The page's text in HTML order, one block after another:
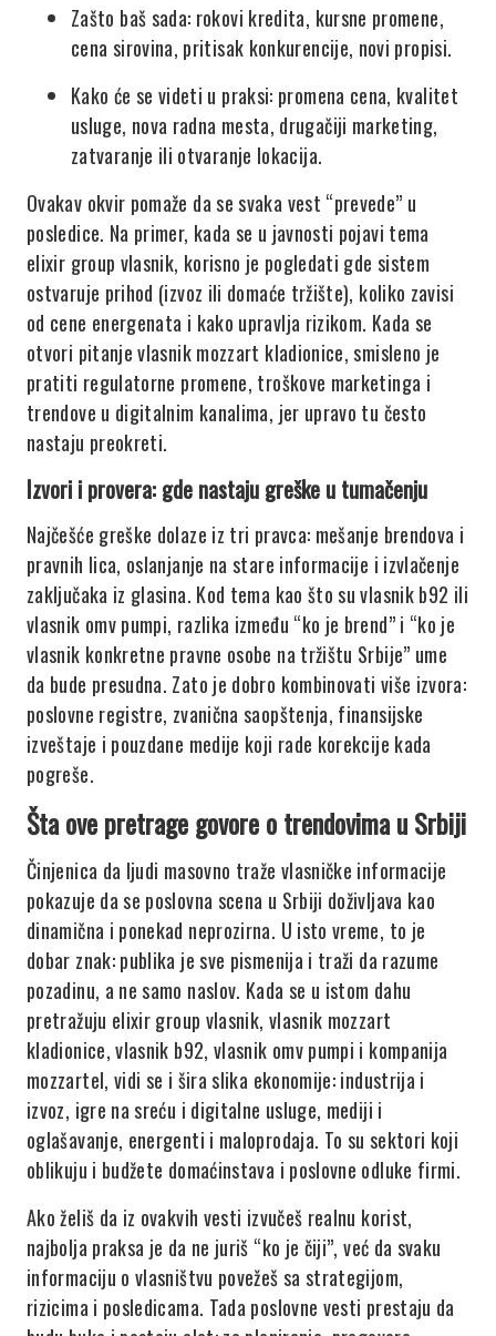
Zašto baš sada: rokovi kredita, kursne promene,
cena sirovina, pritisak konkurencije, novi propisi.
Kako će se videti u praksi: promena cena, kvalitet
usluge, nova radna mesta, drugačiji marketing,
zatvaranje ili otvaranje lokacija.
Ovakav okvir pomaže da se svaka vest “prevede” u
posledice. Na primer, kada se u javnosti pojavi tema
elixir group vlasnik, korisno je pogledati gde sistem
ostvaruje prihod (izvoz ili domaće tržište), koliko zavisi
od cene energenata i kako upravlja rizikom. Kada se
otvori pitanje vlasnik mozzart kladionice, smisleno je
pratiti regulatorne promene, troškove marketinga i
trendove u digitalnim kanalima, jer upravo tu često
nastaju preokreti.
Izvori i provera: gde nastaju greške u tumačenju
Najčešće greške dolaze iz tri pravca: mešanje brendova i
pravnih lica, oslanjanje na stare informacije i izvlačenje
zaključaka iz glasina. Kod tema kao što su vlasnik b92 ili
vlasnik omv pumpi, razlika između “ko je brend” i “ko je
vlasnik konkretne pravne osobe na tržištu Srbije” ume
da bude presudna. Zato je dobro kombinovati više izvora:
poslovne registre, zvanična saopštenja, finansijske
izveštaje i pouzdane medije koji rade korekcije kada
pogreše.
Šta ove pretrage govore o trendovima u Srbiji
Činjenica da ljudi masovno traže vlasničke informacije
pokazuje da se poslovna scena u Srbiji doživljava kao
dinamična i ponekad neprozirna. U isto vreme, to je
dobar znak: publika je sve pismenija i traži da razume
pozadinu, a ne samo naslov. Kada se u istom dahu
pretražuju elixir group vlasnik, vlasnik mozzart
kladionice, vlasnik b92, vlasnik omv pumpi i kompanija
mozzartel, vidi se i šira slika ekonomije: industrija i
izvoz, igre na sreću i digitalne usluge, mediji i
oglašavanje, energenti i maloprodaja. To su sektori koji
oblikuju i budžete domaćinstava i poslovne odluke firmi.
Ako želiš da iz ovakvih vesti izvučeš realnu korist,
najbolja praksa je da ne juriš “ko je čiji”, već da svaku
informaciju o vlasništvu povežeš sa strategijom,
rizicima i posledicama. Tada poslovne vesti prestaju da